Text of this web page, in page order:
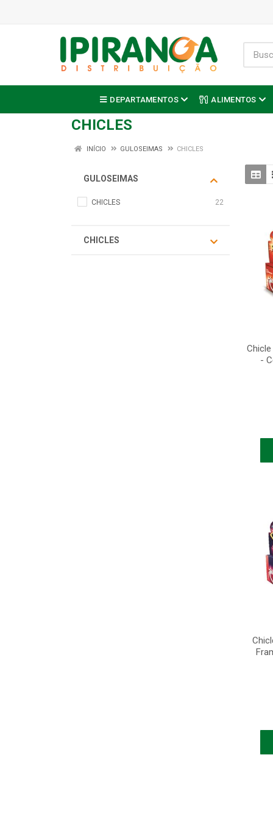
DEPARTAMENTOS ALIMENTOS
CHICLES
INÍCIO GULOSEIMAS CHICLES
GULOSEIMAS
CHICLES 22
CHICLES
-